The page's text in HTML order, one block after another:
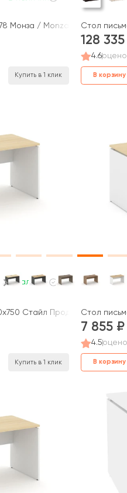
Монза / Monza
Купить в 1 клик
Стол
128 335
4.6
В корзину
В наличии
Стайл Проджект / Style
Купить в 1 клик
Стол
7 855
4.5
В корзину